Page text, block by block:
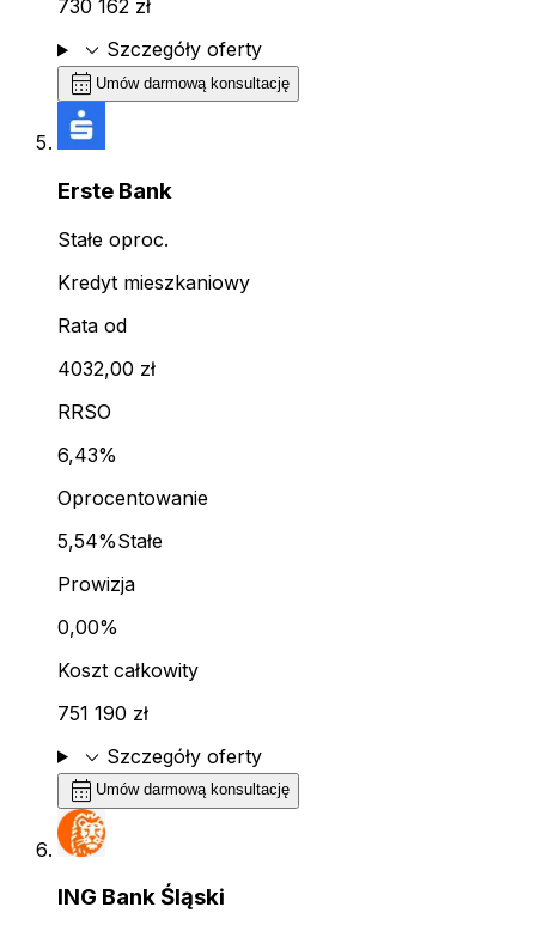
730 162 zł
expand_more Szczegóły oferty
calendar_month Umów darmową konsultację
Erste Bank
Stałe oproc.
Kredyt mieszkaniowy
Rata od
4032,00 zł
RRSO
6,43%
Oprocentowanie
5,54%Stałe
Prowizja
0,00%
Koszt całkowity
751 190 zł
expand_more Szczegóły oferty
calendar_month Umów darmową konsultację
ING Bank Śląski